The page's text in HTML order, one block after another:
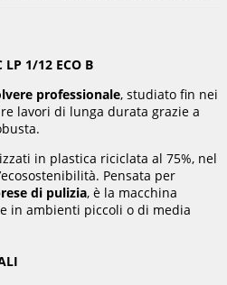
LP 1/12 ECO B
professionale, studiato fin nei
lavori di lunga durata grazie a
in plastica riciclata al 75%, nel
Pensata per
di pulizia, è la macchina
in ambienti piccoli o di media